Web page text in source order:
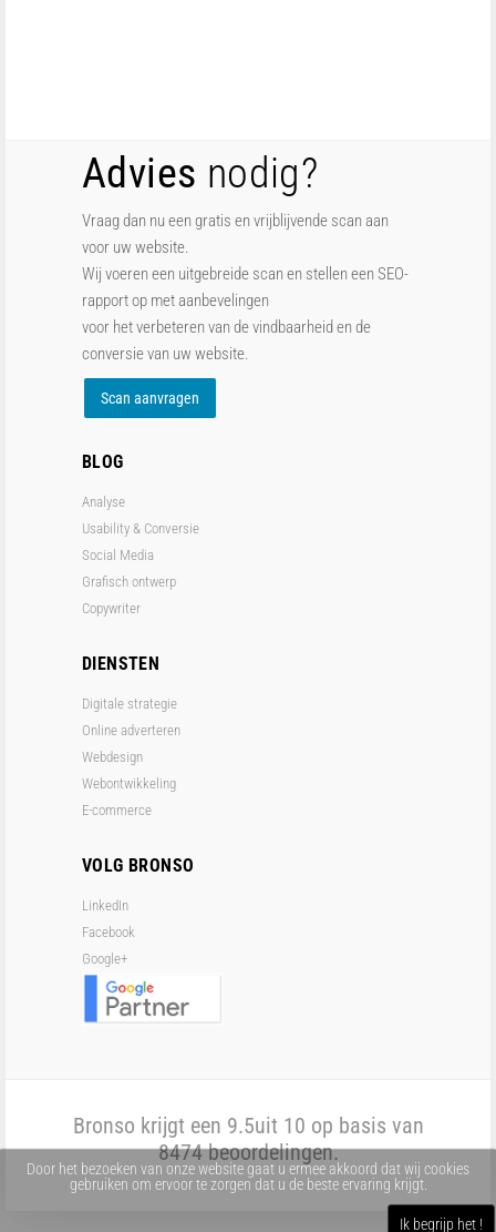
Advies nodig?
Vraag dan nu een gratis en vrijblijvende scan aan
voor uw website.
Wij voeren een uitgebreide scan en stellen een SEO-
rapport op met aanbevelingen
voor het verbeteren van de vindbaarheid en de
conversie van uw website.
Scan aanvragen
BLOG
Analyse
Usability & Conversie
Social Media
Grafisch ontwerp
Copywriter
DIENSTEN
Digitale strategie
Online adverteren
Webdesign
Webontwikkeling
E-commerce
VOLG BRONSO
LinkedIn
Facebook
Google+
Bronso krijgt een 9.5uit 10 op basis van
8474beoordelingen.
Door het bezoeken van onze website gaat u ermee akkoord dat wij cookies
gebruiken om ervoor te zorgen dat u de beste ervaring krijgt.
Ik begrijp het !